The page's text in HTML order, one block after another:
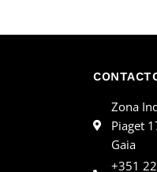
Zona
Piaget
Gaia
+351